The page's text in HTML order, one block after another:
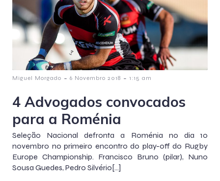
Miguel Morgado - 6 Novembro 2018 - 1:15 am
4 Advogados convocados
para a Roménia
Seleção Nacional defronta a Roménia no dia 10
novembro no primeiro encontro do play-off do Rugby
Europe Championship. Francisco Bruno (pilar), Nuno
Sousa Guedes, Pedro Silvério[…]